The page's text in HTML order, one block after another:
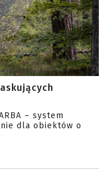
– system
dla obiektów o